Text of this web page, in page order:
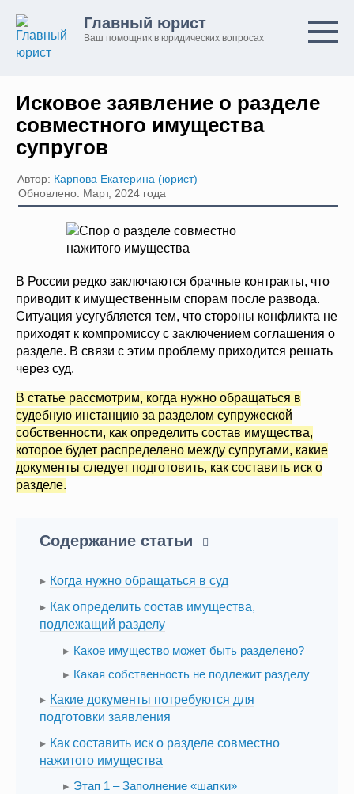
контенту
Главный юрист
Ваш помощник в юридических вопросах
Исковое заявление о разделе
совместного имущества
супругов
Автор: Карпова Екатерина (юрист)
Обновлено: Март, 2024 года
В России редко заключаются брачные контракты, что
приводит к имущественным спорам после развода.
Ситуация усугубляется тем, что стороны конфликта не
приходят к компромиссу с заключением соглашения о
разделе. В связи с этим проблему приходится решать
через суд.
В статье рассмотрим, когда нужно обращаться в
судебную инстанцию за разделом супружеской
собственности, как определить состав имущества,
которое будет распределено между супругами, какие
документы следует подготовить, как составить иск о
разделе.
Содержание статьи
Когда нужно обращаться в суд
Как определить состав имущества,
подлежащий разделу
Какое имущество может быть разделено?
Какая собственность не подлежит разделу
Какие документы потребуются для
подготовки заявления
Как составить иск о разделе совместно
нажитого имущества
Этап 1 – Заполнение «шапки»